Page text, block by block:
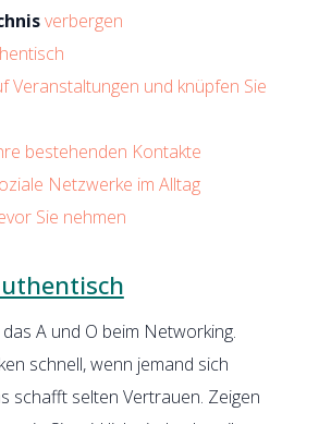
verbergen
Veranstaltungen und knüpfen Sie
bestehenden Kontakte
Netzwerke im Alltag
Sie nehmen
A und O beim Networking.
schnell, wenn jemand sich
schafft selten Vertrauen. Zeigen